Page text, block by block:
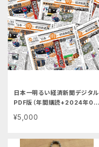
日本一明るい経済新聞デジタル
PDF版（年間購読+2024年01
¥5,000